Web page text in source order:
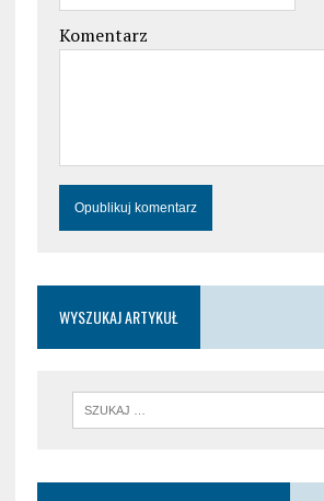
Komentarz
WYSZUKAJ ARTYKUŁ